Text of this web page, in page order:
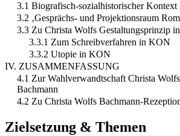
3.1 Biografisch-sozialhistorischer Kontext
3.2 ‚Gesprächs- und Projektionsraum
3.3 Zu Christa Wolfs Gestaltungsprinzip
3.3.1 Zum Schreibverfahren in KON
3.3.2 Utopie in KON
IV. ZUSAMMENFASSUNG
4.1 Zur Wahlverwandtschaft Christa
Bachmann
4.2 Zu Christa Wolfs Bachmann-
Zielsetzung & Themen